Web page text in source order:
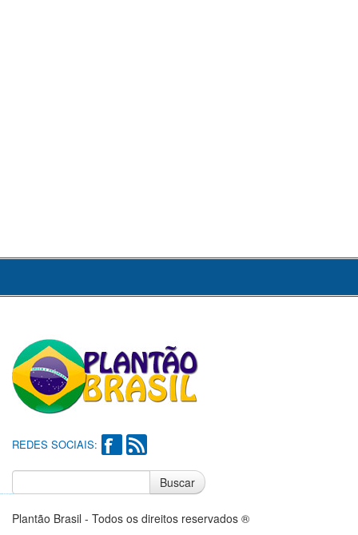
REDES SOCIAIS:
Buscar
Plantão Brasil - Todos os direitos reservados ®